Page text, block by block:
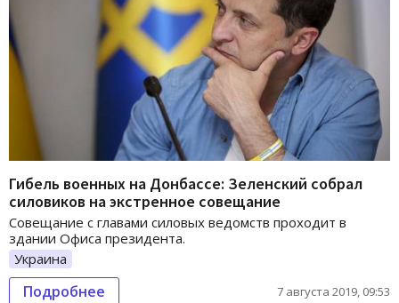
Гибель военных на Донбассе: Зеленский собрал
силовиков на экстренное совещание
Совещание с главами силовых ведомств проходит в
здании Офиса президента.
Украина
Подробнее 7 августа 2019, 09:53